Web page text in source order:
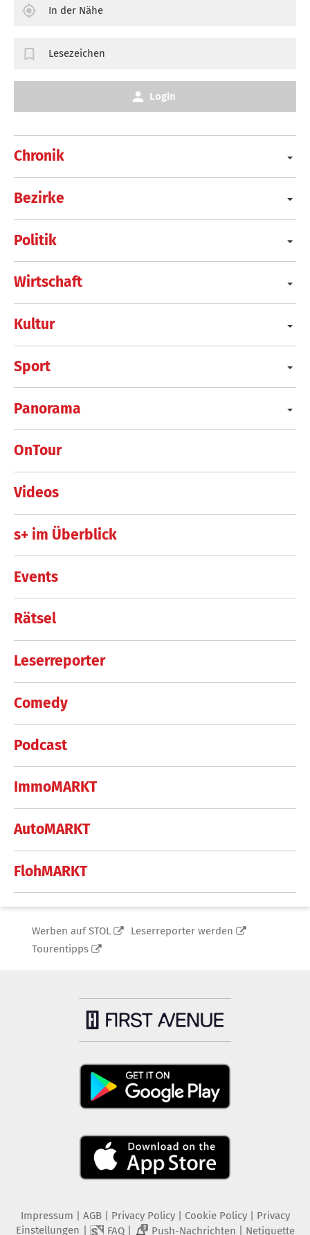
Chronik
Bezirke
Politik
Wirtschaft
Kultur
Sport
Panorama
OnTour
Videos
s+ im Überblick
Events
Rätsel
Leserreporter
Comedy
Podcast
ImmoMARKT
AutoMARKT
FlohMARKT
In der Nähe
Lesezeichen
Login
Werben auf STOL
Leserreporter werden
Tourentipps
Impressum AGB Privacy Policy| Cookie Policy| Privacy
Einstellungen
FAQ| 2 Push-Nachrichten Netiquette